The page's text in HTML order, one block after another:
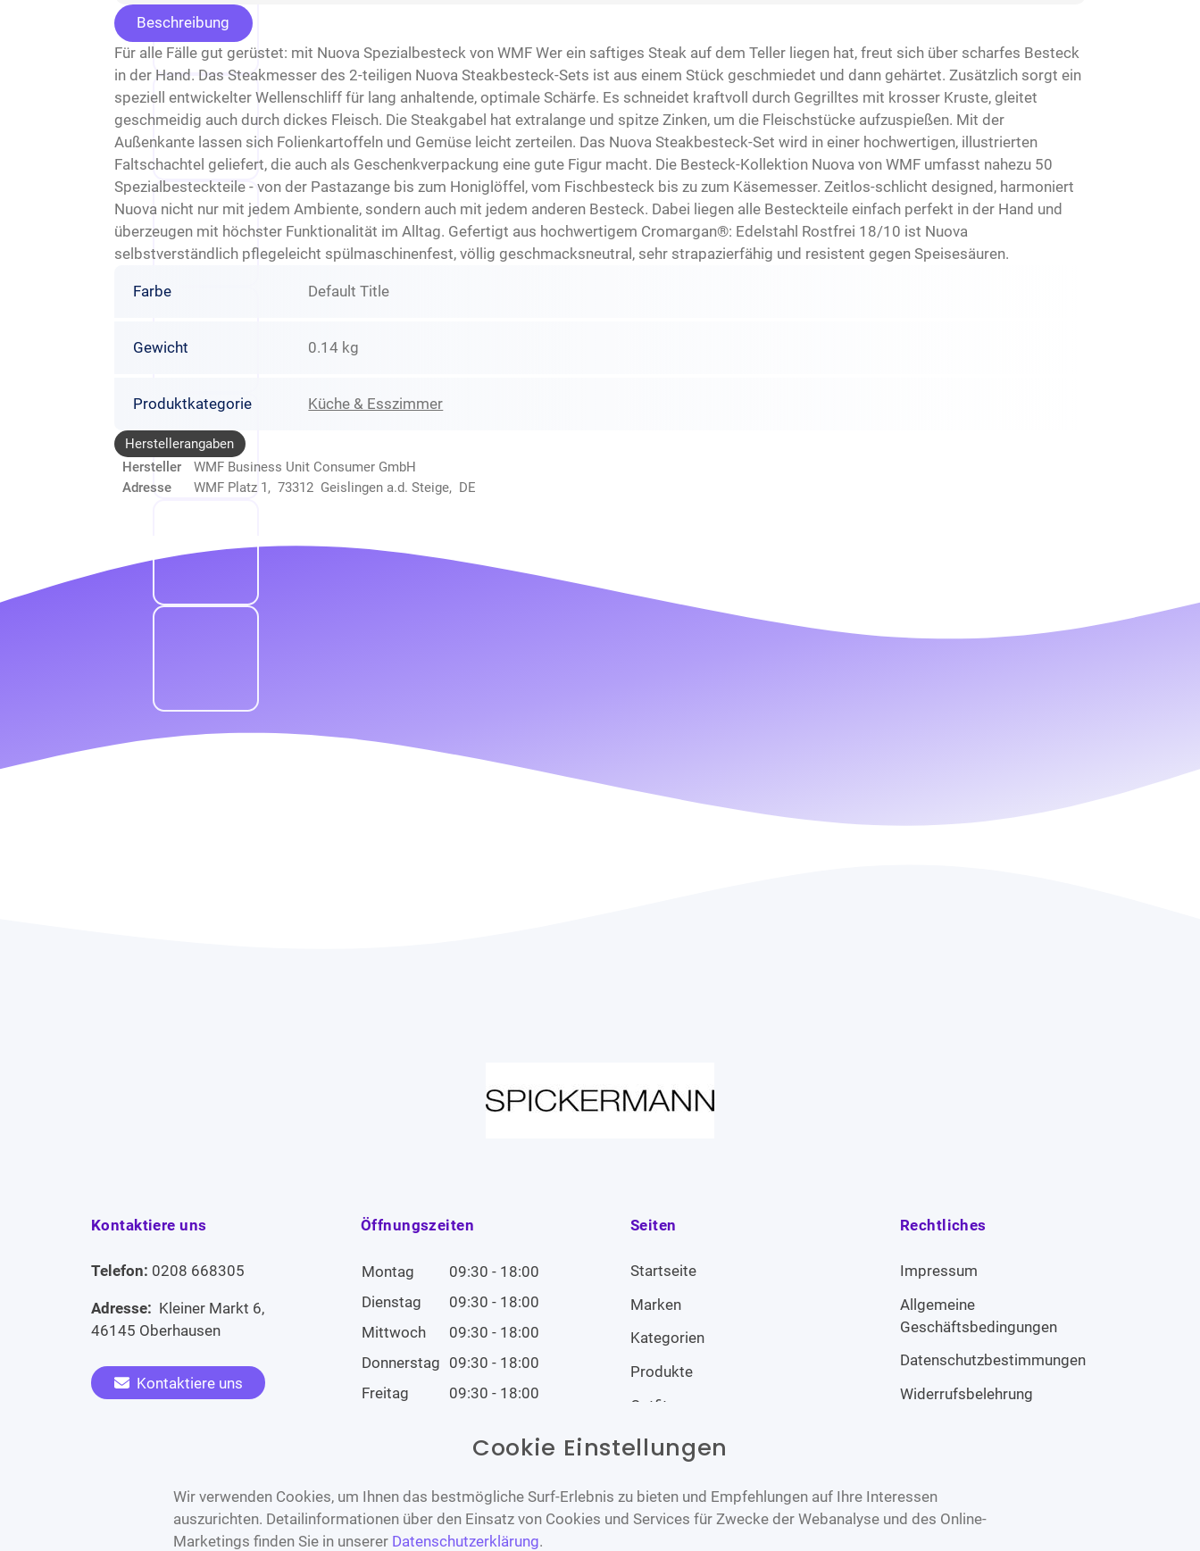
Beschreibung
Für alle Fälle gut gerüstet: mit Nuova Spezialbesteck von WMF Wer ein saftiges Steak auf dem Teller liegen hat, freut sich über scharfes Besteck
in der Hand. Das Steakmesser des 2-teiligen Nuova Steakbesteck-Sets ist aus einem Stück geschmiedet und dann gehärtet. Zusätzlich sorgt ein
speziell entwickelter Wellenschliff für lang anhaltende, optimale Schärfe. Es schneidet kraftvoll durch Gegrilltes mit krosser Kruste, gleitet
geschmeidig auch durch dickes Fleisch. Die Steakgabel hat extralange und spitze Zinken, um die Fleischstücke aufzuspießen. Mit der
Außenkante lassen sich Folienkartoffeln und Gemüse leicht zerteilen. Das Nuova Steakbesteck-Set wird in einer hochwertigen, illustrierten
Faltschachtel geliefert, die auch als Geschenkverpackung eine gute Figur macht. Die Besteck-Kollektion Nuova von WMF umfasst nahezu 50
Spezialbesteckteile - von der Pastazange bis zum Honiglöffel, vom Fischbesteck bis zu zum Käsemesser. Zeitlos-schlicht designed, harmoniert
Nuova nicht nur mit jedem Ambiente, sondern auch mit jedem anderen Besteck. Dabei liegen alle Besteckteile einfach perfekt in der Hand und
überzeugen mit höchster Funktionalität im Alltag. Gefertigt aus hochwertigem Cromargan®: Edelstahl Rostfrei 18/10 ist Nuova
selbstverständlich pflegeleicht spülmaschinenfest, völlig geschmacksneutral, sehr strapazierfähig und resistent gegen Speisesäuren.
Farbe Default Title
Gewicht 0.14 kg
Produktkategorie Küche & Esszimmer
Herstellerangaben
Hersteller
WMF Business Unit Consumer GmbH
Adresse
WMF Platz 1, 73312 Geislingen a.d. Steige, DE
Kontaktiere uns
Telefon: 0208 668305
Adresse: Kleiner Markt 6,
46145 Oberhausen
Kontaktiere uns
Öffnungszeiten
Montag
09:30 - 18:00
Dienstag
09:30 - 18:00
Mittwoch
09:30 - 18:00
Donnerstag 09:30 - 18:00
Freitag
09:30 - 18:00
Geschlossen
Seiten
Startseite
Marken
Kategorien
Produkte
Outfits
Rechtliches
Impressum
Allgemeine
Geschäftsbedingungen
Datenschutzbestimmungen
Widerrufsbelehrung
Cookie Einstellungen
Wir verwenden Cookies, um Ihnen das bestmögliche Surf-Erlebnis zu bieten und Empfehlungen auf Ihre Interessen
auszurichten. Detailinformationen über den Einsatz von Cookies und Services für Zwecke der Webanalyse und des Online-
Marketings finden Sie in unserer Datenschutzerklärung.